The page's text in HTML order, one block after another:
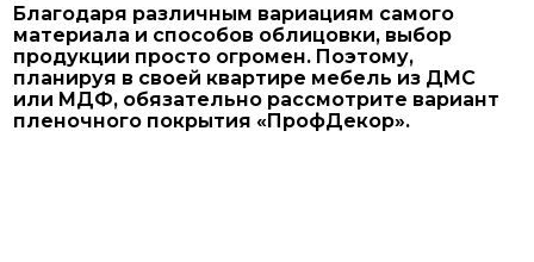
Благодаря различным вариациям самого
материала и способов облицовки, выбор
продукции просто огромен. Поэтому,
планируя в своей квартире мебель из ДМС
или МДФ, обязательно рассмотрите вариант
пленочного покрытия «ПрофДекор».